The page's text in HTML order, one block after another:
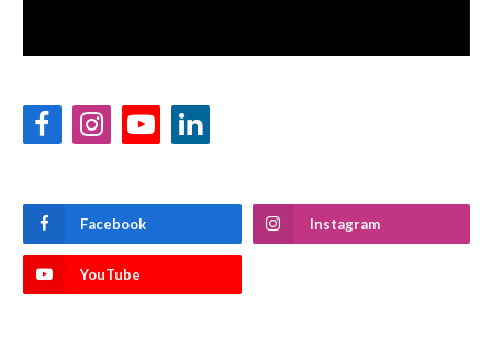
FacebookInstagramYouTubeLinkedIn
Facebook Instagram
YouTube